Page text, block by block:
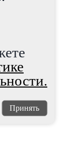
Принять